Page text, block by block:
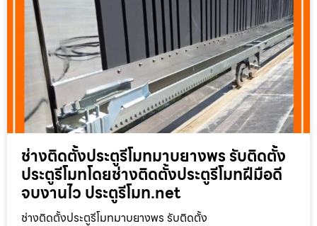
ช่างติดตั้งประตูรีโมทมาบยางพร รับติดตั้ง
ประตูรีโมทโดยช่างติดตั้งประตูรีโมทฝีมือดี
จบงานไว ประตูรีโมท.net
ช่างติดตั้งประตูรีโมทมาบยางพร รับติดตั้ง